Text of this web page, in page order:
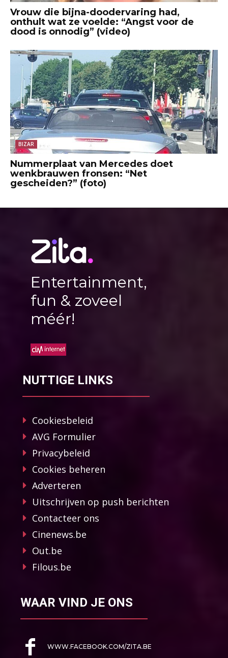
Vrouw die bijna-doodervaring had,
onthult wat ze voelde: “Angst voor de
dood is onnodig” (video)
BIZAR
Nummerplaat van Mercedes doet
wenkbrauwen fronsen: “Net
gescheiden?” (foto)
Entertainment,
fun & zoveel
méér!
NUTTIGE LINKS
Cookiesbeleid
AVG Formulier
Privacybeleid
Cookies beheren
Adverteren
Uitschrijven op push berichten
Contacteer ons
Cinenews.be
Out.be
Filous.be
WAAR VIND JE ONS
WWW.FACEBOOK.COM/ZITA.BE